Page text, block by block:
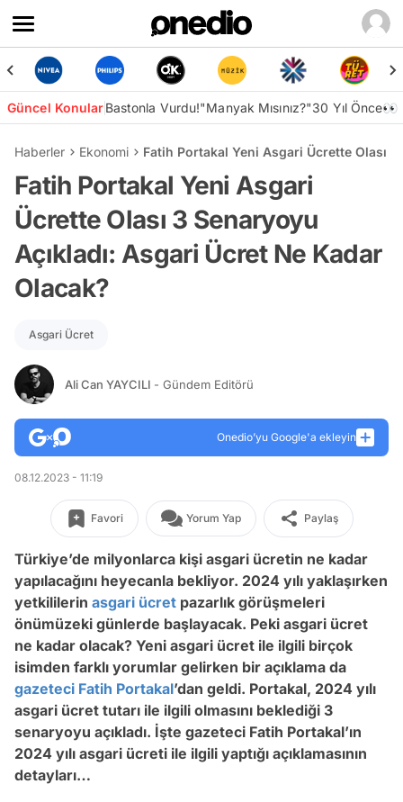
Güncel KonularBastonla Vurdu!"Manyak Mısınız?"30 Yıl Önce👀
Haberler Ekonomi Fatih Portakal Yeni Asgari Ücrette Olası
Fatih Portakal Yeni Asgari
Ücrette Olası 3 Senaryoyu
Açıkladı: Asgari Ücret Ne Kadar
Olacak?
Asgari Ücret
Ali Can YAYCILI - Gündem Editörü
Onedio’yu Google'a ekleyin
08.12.2023 - 11:19
Favori Yorum Yap Paylaş
Türkiye’de milyonlarca kişi asgari ücretin ne kadar
yapılacağını heyecanla bekliyor. 2024 yılı yaklaşırken
yetkililerin asgari ücret pazarlık görüşmeleri
önümüzeki günlerde başlayacak. Peki asgari ücret
ne kadar olacak? Yeni asgari ücret ile ilgili birçok
isimden farklı yorumlar gelirken bir açıklama da
gazeteci Fatih Portakal’dan geldi. Portakal, 2024 yılı
asgari ücret tutarı ile ilgili olmasını beklediği 3
senaryoyu açıkladı. İşte gazeteci Fatih Portakal’ın
2024 yılı asgari ücreti ile ilgili yaptığı açıklamasının
detayları…